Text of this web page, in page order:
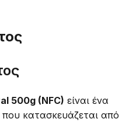
500g (NFC) είναι ένα
κατασκευάζεται από